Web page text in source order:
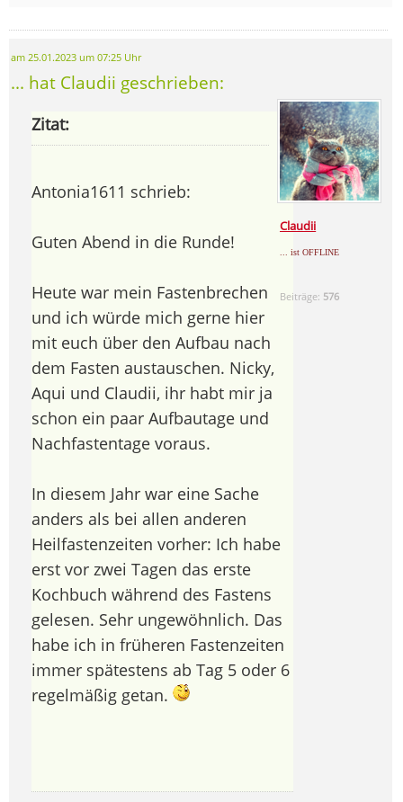
am 25.01.2023 um 07:25 Uhr
... hat Claudii geschrieben:
Claudii
... ist OFFLINE
Beiträge: 576
Zitat:
Antonia1611 schrieb:
Guten Abend in die Runde!
Heute war mein Fastenbrechen
und ich würde mich gerne hier
mit euch über den Aufbau nach
dem Fasten austauschen. Nicky,
Aqui und Claudii, ihr habt mir ja
schon ein paar Aufbautage und
Nachfastentage voraus.
In diesem Jahr war eine Sache
anders als bei allen anderen
Heilfastenzeiten vorher: Ich habe
erst vor zwei Tagen das erste
Kochbuch während des Fastens
gelesen. Sehr ungewöhnlich. Das
habe ich in früheren Fastenzeiten
immer spätestens ab Tag 5 oder 6
regelmäßig getan.